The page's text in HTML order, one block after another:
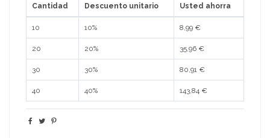
Cantidad Descuento unitario Usted ahorra
10 10% 8,99 €
20 20% 35,96 €
30 30% 80,91 €
40 40% 143,84 €